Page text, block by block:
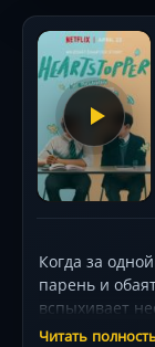
Когда за
парень и
вспыхивает
секреты,
Читать